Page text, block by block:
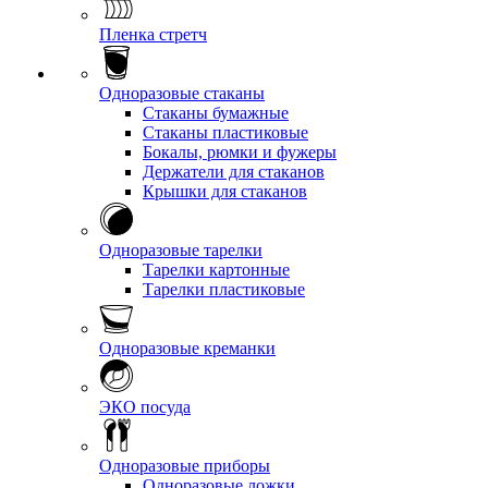
Пленка стретч
Одноразовые стаканы
Стаканы бумажные
Стаканы пластиковые
Бокалы, рюмки и фужеры
Держатели для стаканов
Крышки для стаканов
Одноразовые тарелки
Тарелки картонные
Тарелки пластиковые
Одноразовые креманки
ЭКО посуда
Одноразовые приборы